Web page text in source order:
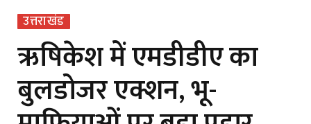
उत्तराखंड
ऋषिकेश में एमडीडीए का
बुलडोजर एक्शन, भू-